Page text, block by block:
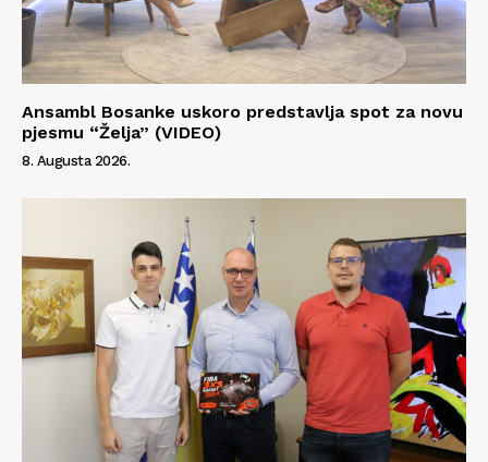
Ansambl Bosanke uskoro predstavlja spot za novu
pjesmu “Želja” (VIDEO)
8. Augusta 2026.